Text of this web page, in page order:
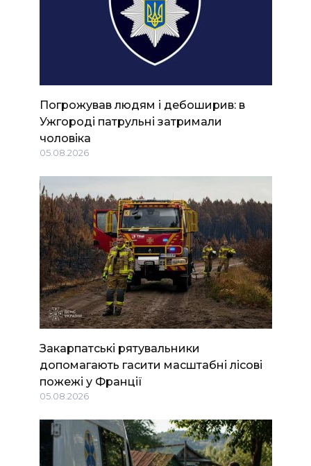
Погрожував людям і дебоширив: в
Ужгороді патрульні затримали
чоловіка
05.08.2026
Закарпатські рятувальники
допомагають гасити масштабні лісові
пожежі у Франції
05.08.2026